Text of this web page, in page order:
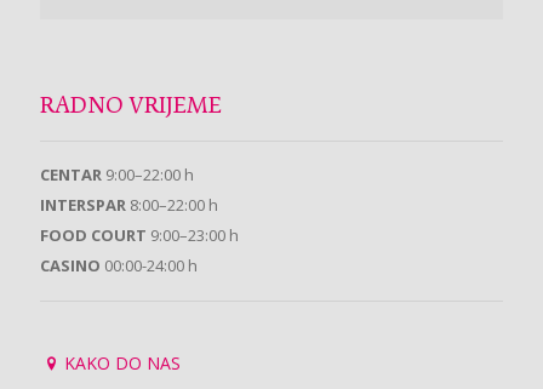
RADNO VRIJEME
CENTAR 9:00–22:00 h
INTERSPAR 8:00–22:00 h
FOOD COURT 9:00–23:00 h
CASINO 00:00-24:00 h
KAKO DO NAS